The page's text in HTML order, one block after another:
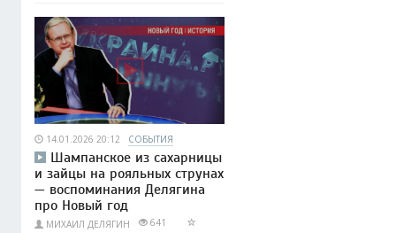
14.01.2026 20:12 СОБЫТИЯ
Шампанское из сахарницы
и зайцы на рояльных струнах
— воспоминания Делягина
про Новый год
МИХАИЛ ДЕЛЯГИН 641